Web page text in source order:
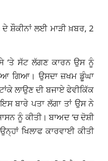
ਸ਼ੌਕੀਨਾਂ ਲਈ ਮਾੜੀ ਖ਼ਬਰ, 2
‘ਤੇ ਸੱਟ ਲੱਗਣ ਕਾਰਨ ਉਸ ਨੂੰ
ਗਿਆ। ਉਸਦਾ ਜ਼ਖਮ ਡੂੰਘਾ
ਲਾਉਣ ਦੀ ਬਜਾਏ ਫੇਵੀਕਿੱਕ
ਬਾਰੇ ਪਤਾ ਲੱਗਾ ਤਾਂ ਉਸ ਨੇ
ਨੂੰ ਕੀਤੀ। ਬਾਅਦ ‘ਚ ਦੋਸ਼ੀ
ਖਿਲਾਫ ਕਾਰਵਾਈ ਕੀਤੀ